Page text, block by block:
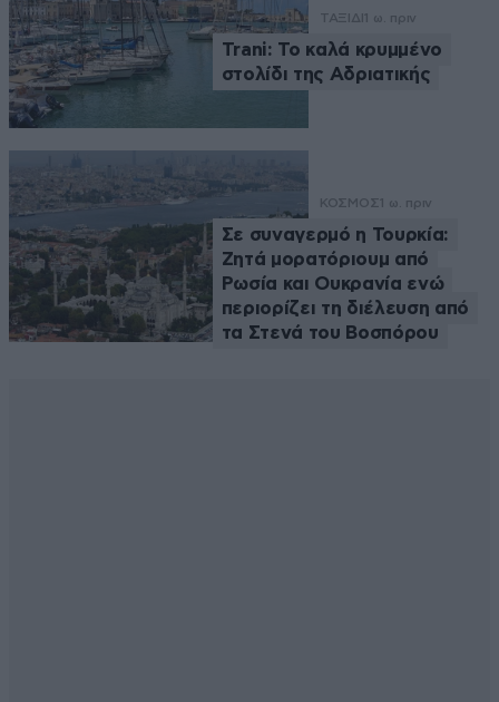
ΤΑΞΙΔΙ 1 ω. πριν
Trani: Το καλά κρυμμένο
στολίδι της Αδριατικής
ΚΟΣΜΟΣ 1 ω. πριν
Σε συναγερμό η Τουρκία:
Ζητά μορατόριουμ από
Ρωσία και Ουκρανία ενώ
περιορίζει τη διέλευση από
τα Στενά του Βοσπόρου